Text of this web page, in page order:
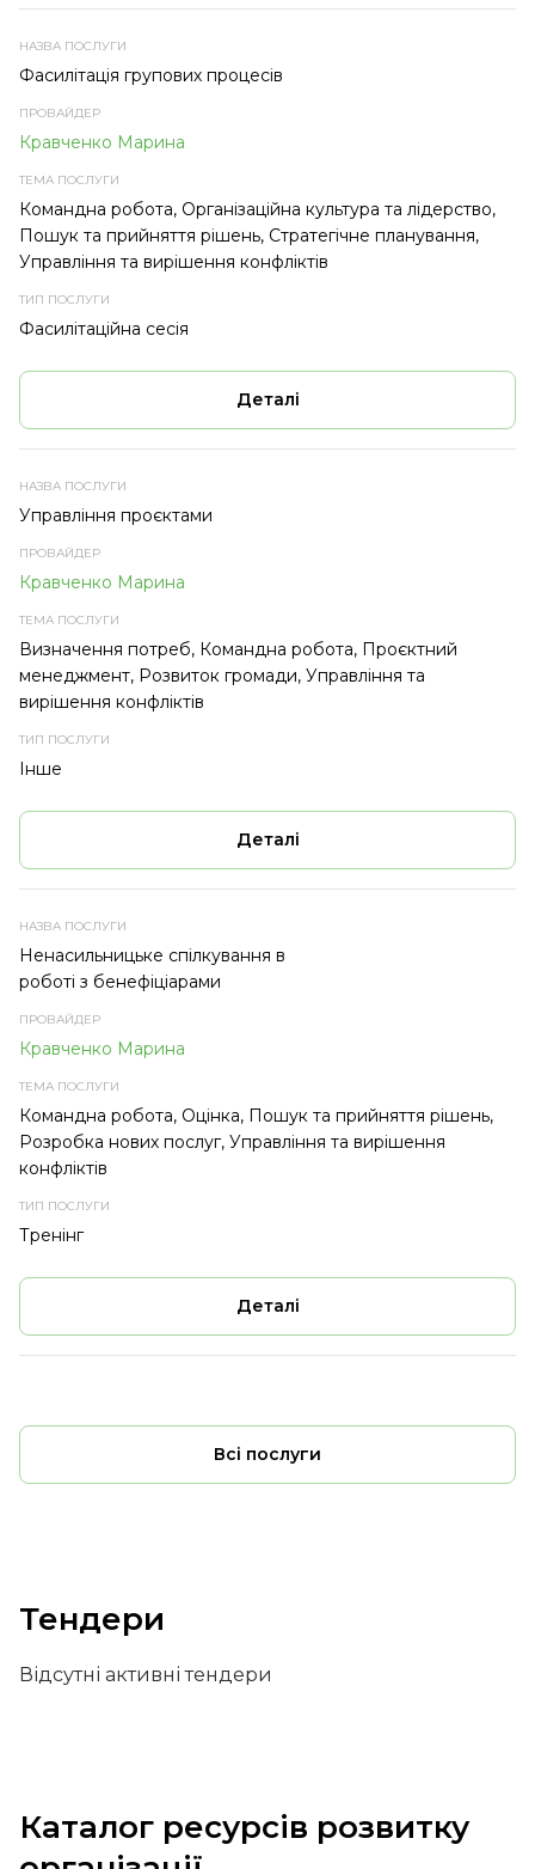
Фасилітація групових процесів
Кравченко Марина
Командна робота, Організаційна культура та лідерство,
Пошук та прийняття рішень, Стратегічне планування,
Управління та вирішення конфліктів
Фасилітаційна сесія
Деталі
Управління проєктами
Кравченко Марина
Визначення потреб, Командна робота, Проєктний
менеджмент, Розвиток громади, Управління та
вирішення конфліктів
Інше
Деталі
Ненасильницьке спілкування в
роботі з бенефіціарами
Кравченко Марина
Командна робота, Оцінка, Пошук та прийняття рішень,
Розробка нових послуг, Управління та вирішення
конфліктів
Тренінг
Деталі
Всі послуги
Тендери
Відсутні активні тендери
Каталог ресурсів розвитку